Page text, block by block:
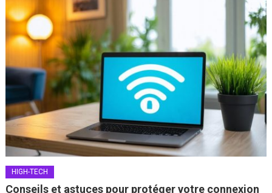
HIGH-TECH
Conseils et astuces pour protéger votre connexion